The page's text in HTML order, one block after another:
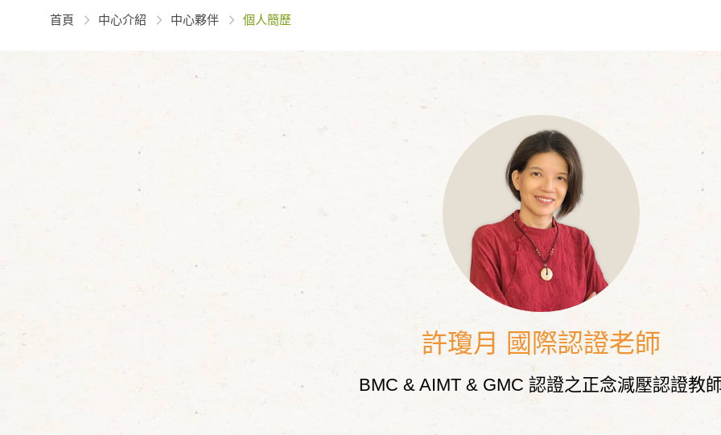
首頁 中心介紹 中心夥伴 個人簡歷
許瓊月 國際認證老師
BMC & AIMT & GMC 認證之正念減壓認證教